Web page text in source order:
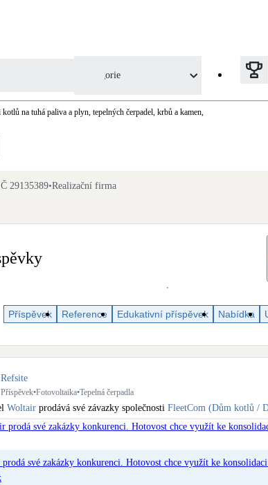
Kategorie
Na přípravu teplé vody i přitápění
Bateriové úložiště
Retence deštové vody
/ Dům solárů)
na tuhá paliva a plyn, tepelných čerpadel, krbů a kamen,
29135389•Realizační firma
Příspěvek Reference Edukativní příspěvek Nabídka
Refsite
Příspěvek•Fotovoltaika•Tepelná čerpadla
Woltair prodává své závazky společnosti FleetCom (Dům kotlů /
své zakázky konkurenci. Hotovost chce využít ke